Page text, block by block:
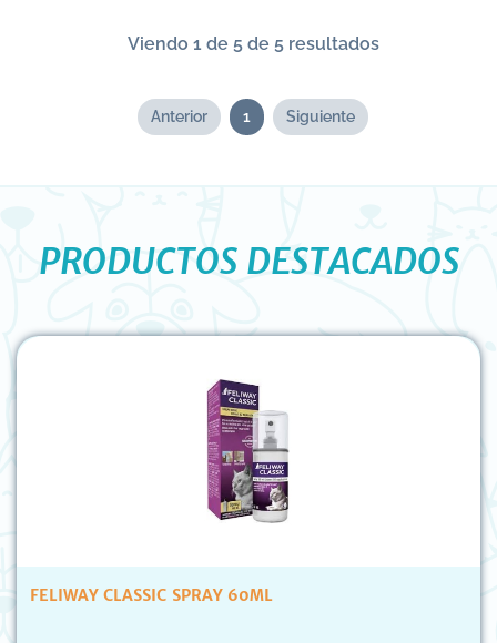
Viendo 1 de 5 de 5 resultados
Anterior 1 Siguiente
PRODUCTOS DESTACADOS
FELIWAY CLASSIC SPRAY 60ML